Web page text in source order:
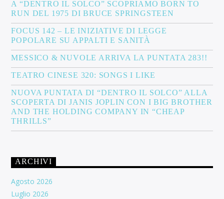
A “DENTRO IL SOLCO” SCOPRIAMO BORN TO
RUN DEL 1975 DI BRUCE SPRINGSTEEN
FOCUS 142 – LE INIZIATIVE DI LEGGE
POPOLARE SU APPALTI E SANITÀ
MESSICO & NUVOLE ARRIVA LA PUNTATA 283!!
TEATRO CINESE 320: SONGS I LIKE
NUOVA PUNTATA DI “DENTRO IL SOLCO” ALLA
SCOPERTA DI JANIS JOPLIN CON I BIG BROTHER
AND THE HOLDING COMPANY IN “CHEAP
THRILLS”
ARCHIVI
Agosto 2026
Luglio 2026